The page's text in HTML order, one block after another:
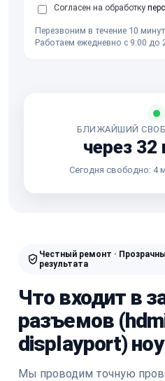
Согласен на обработку
Перезвоним в течение 10
Работаем ежедневно с 9:00 до
БЛИЖАЙШИЙ
через
Сегодня свободно: 4
Честный ремонт ·
результата
Что входит в
разъемов
displayport)
Мы проводим точную